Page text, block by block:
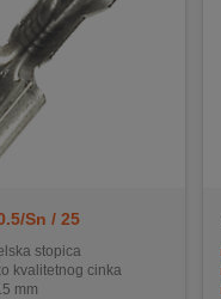
Sn / 25
stopica
kvalitetnog cinka
mm